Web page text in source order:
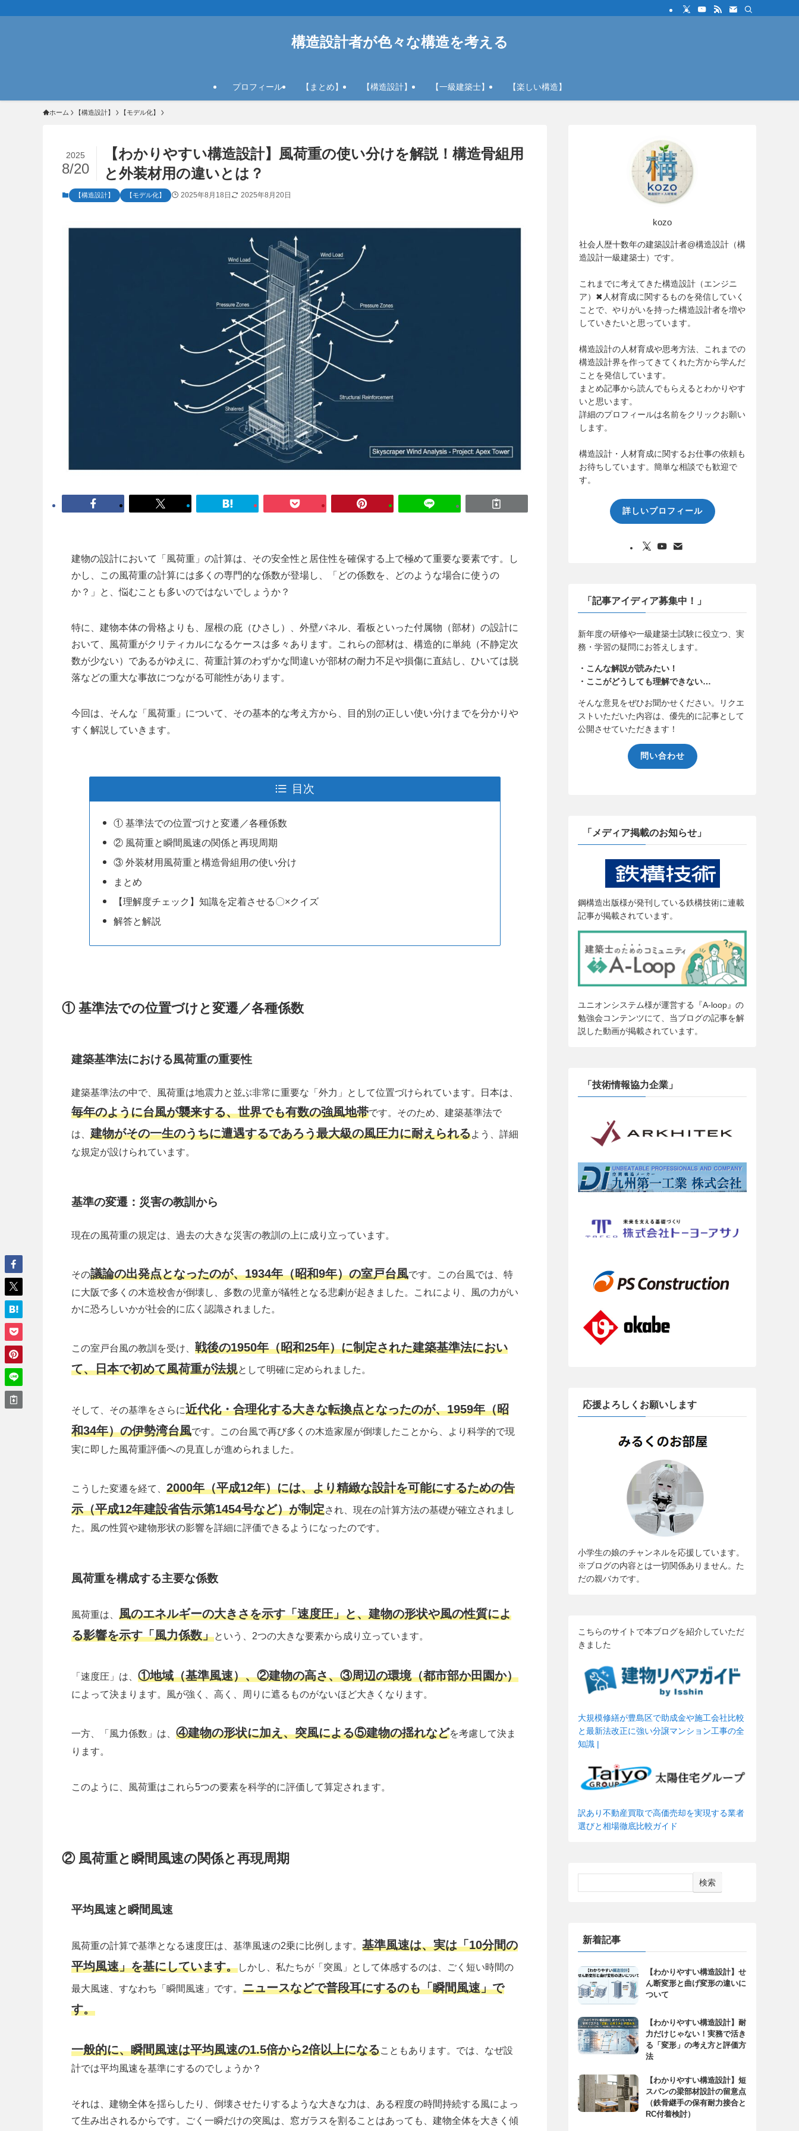
構造設計者が色々な構造を考える
プロフィール 【まとめ】 【構造設計】 【一級建築士】 【楽しい構造】
ホーム 【構造設計】 【モデル化】
【わかりやすい構造設計】風荷重の使い分けを解説！構造骨組用
と外装材用の違いとは？
2025
8/20
【構造設計】 【モデル化】 2025年8月18日 2025年8月20日
建物の設計において「風荷重」の計算は、その安全性と居住性を確保する上で極めて重要な要素です。し
かし、この風荷重の計算には多くの専門的な係数が登場し、「どの係数を、どのような場合に使うの
か？」と、悩むことも多いのではないでしょうか？
特に、建物本体の骨格よりも、屋根の庇（ひさし）、外壁パネル、看板といった付属物（部材）の設計に
おいて、風荷重がクリティカルになるケースは多々あります。これらの部材は、構造的に単純（不静定次
数が少ない）であるがゆえに、荷重計算のわずかな間違いが部材の耐力不足や損傷に直結し、ひいては脱
落などの重大な事故につながる可能性があります。
今回は、そんな「風荷重」について、その基本的な考え方から、目的別の正しい使い分けまでを分かりや
すく解説していきます。
目次
① 基準法での位置づけと変遷／各種係数
② 風荷重と瞬間風速の関係と再現周期
③ 外装材用風荷重と構造骨組用の使い分け
まとめ
【理解度チェック】知識を定着させる〇×クイズ
解答と解説
① 基準法での位置づけと変遷／各種係数
建築基準法における風荷重の重要性
建築基準法の中で、風荷重は地震力と並ぶ非常に重要な「外力」として位置づけられています。日本は、
毎年のように台風が襲来する、世界でも有数の強風地帯です。そのため、建築基準法で
は、 建物がその一生のうちに遭遇するであろう最大級の風圧力に耐えられるよう、詳細
な規定が設けられています。
基準の変遷：災害の教訓から
現在の風荷重の規定は、過去の大きな災害の教訓の上に成り立っています。
その議論の出発点となったのが、1934年（昭和9年）の室戸台風です。この台風では、特
に大阪で多くの木造校舎が倒壊し、多数の児童が犠牲となる悲劇が起きました。これにより、風の力がい
かに恐ろしいかが社会的に広く認識されました。
この室戸台風の教訓を受け、 戦後の1950年（昭和25年）に制定された建築基準法におい
て、日本で初めて風荷重が法規として明確に定められました。
そして、その基準をさらに近代化・合理化する大きな転換点となったのが、1959年（昭
和34年）の伊勢湾台風です。この台風で再び多くの木造家屋が倒壊したことから、より科学的で現
実に即した風荷重評価への見直しが進められました。
こうした変遷を経て、 2000年（平成12年）には、より精緻な設計を可能にするための告
示（平成12年建設省告示第1454号など）が制定され、現在の計算方法の基礎が確立されまし
た。風の性質や建物形状の影響を詳細に評価できるようになったのです。
風荷重を構成する主要な係数
風荷重は、 風のエネルギーの大きさを示す「速度圧」と、建物の形状や風の性質によ
る影響を示す「風力係数」という、2つの大きな要素から成り立っています。
「速度圧」は、 ①地域（基準風速）、②建物の高さ、③周辺の環境（都市部か田園か）
によって決まります。風が強く、高く、周りに遮るものがないほど大きくなります。
一方、「風力係数」は、 ④建物の形状に加え、突風による⑤建物の揺れなどを考慮して決ま
ります。
このように、風荷重はこれら5つの要素を科学的に評価して算定されます。
② 風荷重と瞬間風速の関係と再現周期
平均風速と瞬間風速
風荷重の計算で基準となる速度圧は、基準風速の2乗に比例します。 基準風速は、実は「10分間の
平均風速」を基にしています。しかし、私たちが「突風」として体感するのは、ごく短い時間の
最大風速、すなわち「瞬間風速」です。 ニュースなどで普段耳にするのも「瞬間風速」で
す。
一般的に、瞬間風速は平均風速の1.5倍から2倍以上になることもあります。では、なぜ設
計では平均風速を基準にするのでしょうか？
それは、建物全体を揺らしたり、倒壊させたりするような大きな力は、ある程度の時間持続する風によっ
て生み出されるからです。ごく一瞬だけの突風は、窓ガラスを割ることはあっても、建物全体を大きく傾
kozo
社会人歴十数年の建築設計者@構造設計（構
造設計一級建築士）です。
これまでに考えてきた構造設計（エンジニ
ア）✖人材育成に関するものを発信していく
ことで、やりがいを持った構造設計者を増や
していきたいと思っています。
構造設計の人材育成や思考方法、これまでの
構造設計界を作ってきてくれた方から学んだ
ことを発信しています。
まとめ記事から読んでもらえるとわかりやす
いと思います。
詳細のプロフィールは名前をクリックお願い
します。
構造設計・人材育成に関するお仕事の依頼も
お待ちしています。簡単な相談でも歓迎で
す。
詳しいプロフィール
「記事アイディア募集中！」
新年度の研修や一級建築士試験に役立つ、実
務・学習の疑問にお答えします。
・こんな解説が読みたい！
・ここがどうしても理解できない…
そんな意見をぜひお聞かせください。リクエ
ストいただいた内容は、優先的に記事として
公開させていただきます！
問い合わせ
「メディア掲載のお知らせ」
鋼構造出版様が発刊している鉄構技術に連載
記事が掲載されています。
ユニオンシステム様が運営する『A-loop』の
勉強会コンテンツにて、当ブログの記事を解
説した動画が掲載されています。
「技術情報協力企業」
応援よろしくお願いします
小学生の娘のチャンネルを応援しています。
※ブログの内容とは一切関係ありません。た
だの親バカです。
こちらのサイトで本ブログを紹介していただ
きました
大規模修繕が豊島区で助成金や施工会社比較
と最新法改正に強い分譲マンション工事の全
知識 |
訳あり不動産買取で高価売却を実現する業者
選びと相場徹底比較ガイド
検索
新着記事
【わかりやすい構造設計】せ
ん断変形と曲げ変形の違いに
ついて
【わかりやすい構造設計】耐
力だけじゃない！実務で活き
る「変形」の考え方と評価方
法
【わかりやすい構造設計】短
スパンの梁部材設計の留意点
（鉄骨継手の保有耐力接合と
RC付着検討）